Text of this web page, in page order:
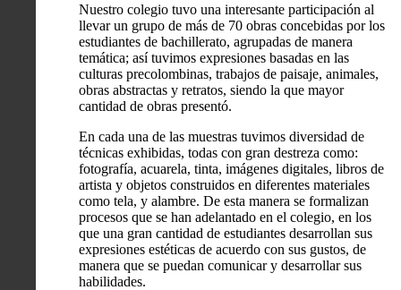
Nuestro colegio tuvo una interesante participación al
llevar un grupo de más de 70 obras concebidas por los
estudiantes de bachillerato, agrupadas de manera
temática; así tuvimos expresiones basadas en las
culturas precolombinas, trabajos de paisaje, animales,
obras abstractas y retratos, siendo la que mayor
cantidad de obras presentó.
En cada una de las muestras tuvimos diversidad de
técnicas exhibidas, todas con gran destreza como:
fotografía, acuarela, tinta, imágenes digitales, libros de
artista y objetos construidos en diferentes materiales
como tela, y alambre. De esta manera se formalizan
procesos que se han adelantado en el colegio, en los
que una gran cantidad de estudiantes desarrollan sus
expresiones estéticas de acuerdo con sus gustos, de
manera que se puedan comunicar y desarrollar sus
habilidades.